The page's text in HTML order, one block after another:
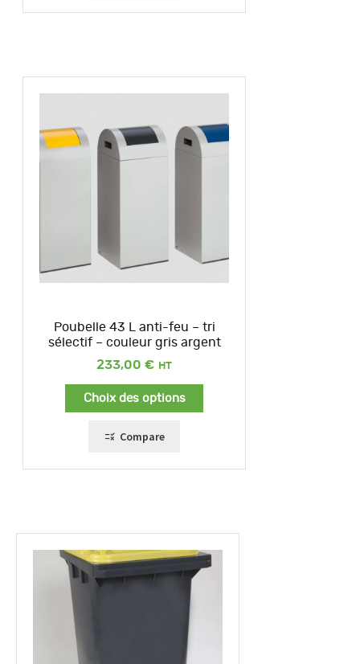
Poubelle 43 L anti-feu – tri
sélectif – couleur gris argent
233,00 €
Choix des options
Compare